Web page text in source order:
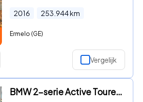
2016 253.944km
Ermelo (GE)
Vergelijk
BMW 2-serie Active Tourer - 216d Cent. Exec